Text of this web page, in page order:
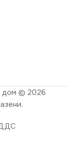
дом © 2026
ДДС